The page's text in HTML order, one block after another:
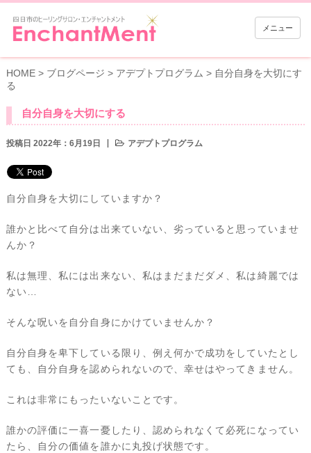
メニュー
HOME> ブログページ > アデプトプログラム > 自分自身を大切にす
る
自分自身を大切にする
投稿日 2022年：6月19日 アデプトプログラム
自分自身を大切にしていますか？
誰かと比べて自分は出来ていない、劣っていると思っていませ
んか？
私は無理、私には出来ない、私はまだまだダメ、私は綺麗では
ない…
そんな呪いを自分自身にかけていませんか？
自分自身を卑下している限り、例え何かで成功をしていたとし
ても、自分自身を認められないので、幸せはやってきません。
これは非常にもったいないことです。
誰かの評価に一喜一憂したり、認められなくて必死になってい
たら、自分の価値を誰かに丸投げ状態です。